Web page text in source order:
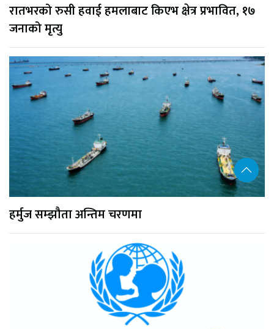
रातभरको रुसी हवाई हमलाबाट किएभ क्षेत्र प्रभावित, १७
जनाको मृत्यु
हर्मुज सम्झौता अन्तिम चरणमा